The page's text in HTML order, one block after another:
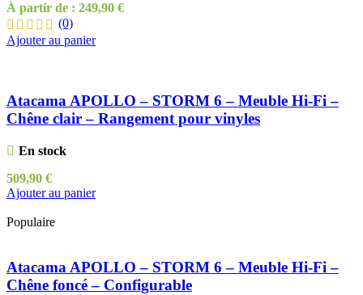
À partir de : 249,90 €
(0)
Ajouter au panier
Atacama APOLLO – STORM 6 – Meuble Hi-Fi –
Chêne clair – Rangement pour vinyles
En stock
509,90 €
Ajouter au panier
Populaire
Atacama APOLLO – STORM 6 – Meuble Hi-Fi –
Chêne foncé – Configurable